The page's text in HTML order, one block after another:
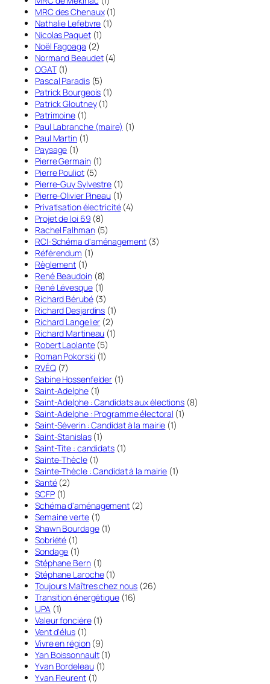
MRC des Chenaux(1)
Nathalie Lefebvre (1)
Nicolas Paquet(1)
Noël Fagoaga (2)
Normand Beaudet(4)
OGAT(1)
Pascal Paradis(5)
Patrick Bourgeois (1)
Patrick Gloutney(1)
Patrimoine (1)
Paul Labranche (maire) (1)
Paul Martin(1)
Paysage (1)
Pierre Germain(1)
Pierre Pouliot(5)
Pierre-Guy Sylvestre (1)
Pierre-Olivier Pineau(1)
Privatisation électricité(4)
Projet de loi 69 (8)
Rachel Falhman(5)
RCI-Schéma d'aménagement(3)
Référendum (1)
Règlement (1)
René Beaudoin(8)
René Lévesque(1)
Richard Bérubé(3)
Richard Desjardins (1)
Richard Langelier (2)
Richard Martineau (1)
Robert Laplante(5)
Roman Pokorski (1)
RVÉQ(7)
Sabine Hossenfelder (1)
Saint-Adelphe(1)
Saint-Adelphe : Candidats aux élections (8)
Saint-Adelphe : Programme électoral (1)
Saint-Séverin : Candidat à la mairie (1)
Saint-Stanislas(1)
Saint-Tite : candidats(1)
Sainte-Thècle(1)
Sainte-Thècle : Candidat à la mairie (1)
Santé(2)
SCFP(1)
Schéma d'aménagement (2)
Semaine verte(1)
Shawn Bourdage(1)
Sobriété (1)
Sondage (1)
Stéphane Bern(1)
Stéphane Laroche(1)
Toujours Maîtres chez nous (26)
Transition énergétique(16)
UPA(1)
Valeur foncière(1)
Vent d'élus(1)
Vivre en région(9)
Yan Boissonnault(1)
Yvan Bordeleau(1)
Yvan Fleurent(1)